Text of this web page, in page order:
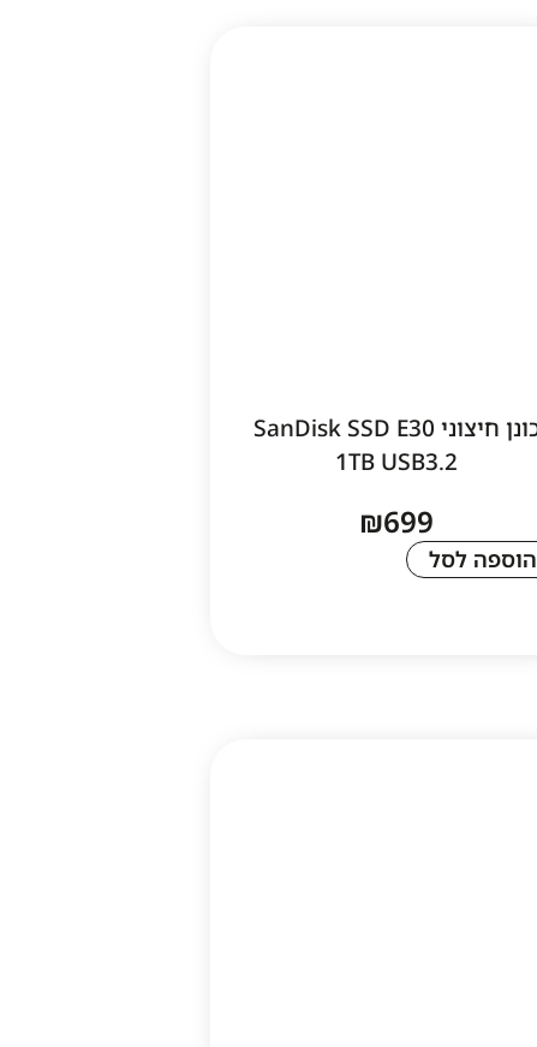
כונן חיצוני SanDisk SSD E30
1TB USB3.2
₪699
הוספה לסל